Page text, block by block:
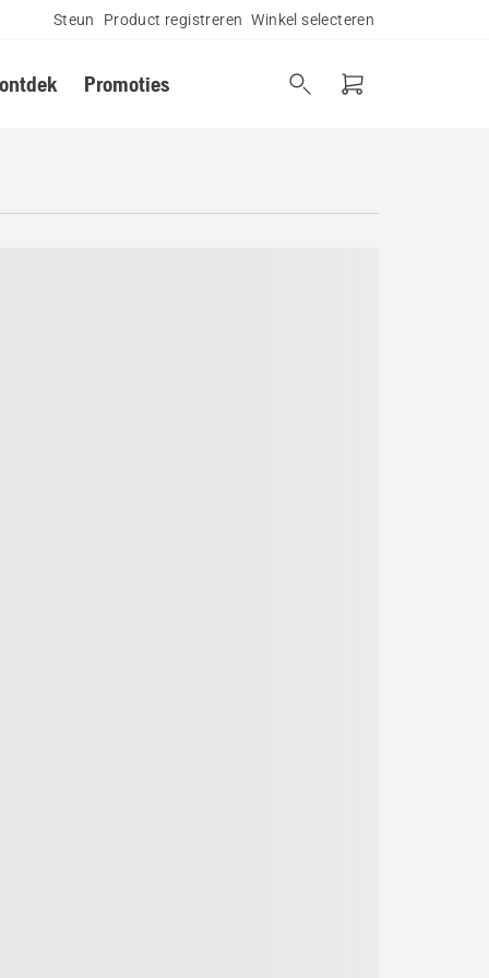
Steun Product registreren Winkel selecteren
Promoties